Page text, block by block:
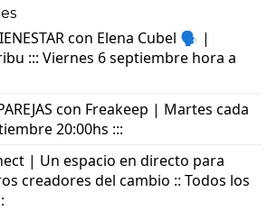
con Elena Cubel 🗣️ |
::: Viernes 6 septiembre hora a
con Freakeep | Martes cada
20:00hs :::
| Un espacio en directo para
creadores del cambio :: Todos los